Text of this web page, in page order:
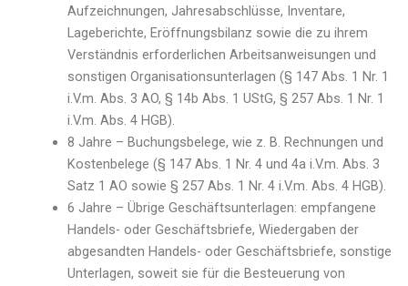
Aufzeichnungen, Jahresabschlüsse, Inventare,
Lageberichte, Eröffnungsbilanz sowie die zu ihrem
Verständnis erforderlichen Arbeitsanweisungen und
sonstigen Organisationsunterlagen (§ 147 Abs. 1 Nr. 1
i.V.m. Abs. 3 AO, § 14b Abs. 1 UStG, § 257 Abs. 1 Nr. 1
i.V.m. Abs. 4 HGB).
8 Jahre – Buchungsbelege, wie z. B. Rechnungen und
Kostenbelege (§ 147 Abs. 1 Nr. 4 und 4a i.V.m. Abs. 3
Satz 1 AO sowie § 257 Abs. 1 Nr. 4 i.V.m. Abs. 4 HGB).
6 Jahre – Übrige Geschäftsunterlagen: empfangene
Handels- oder Geschäftsbriefe, Wiedergaben der
abgesandten Handels- oder Geschäftsbriefe, sonstige
Unterlagen, soweit sie für die Besteuerung von